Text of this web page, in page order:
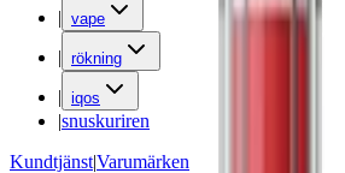
| vape
| rökning
| iqos
|snuskuriren
Kundtjänst|Varumärken